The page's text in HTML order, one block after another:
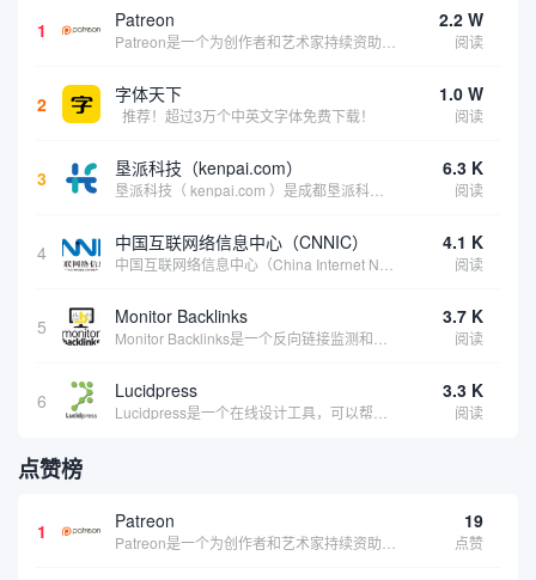
1 Patreon 2.2 W
阅读
2 字体天下
推荐！超过3万个中英文字体免费下载！
1.0 W
阅读
3 垦派科技（kenpai.com） 6.3 K
阅读
4 中国互联网络信息中心（CNNIC） 4.1 K
阅读
5 Monitor Backlinks 3.7 K
阅读
6 Lucidpress 3.3 K
阅读
点赞榜
1 Patreon 19
点赞